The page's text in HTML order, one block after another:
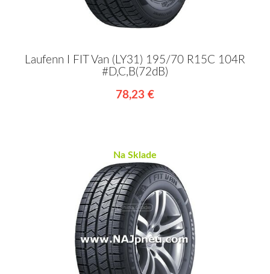
Laufenn I FIT Van (LY31) 195/70 R15C 104R
#D,C,B(72dB)
78,23 €
Na Sklade